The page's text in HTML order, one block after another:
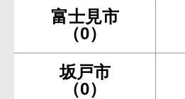
富士見市
（0）
坂戸市
（0）